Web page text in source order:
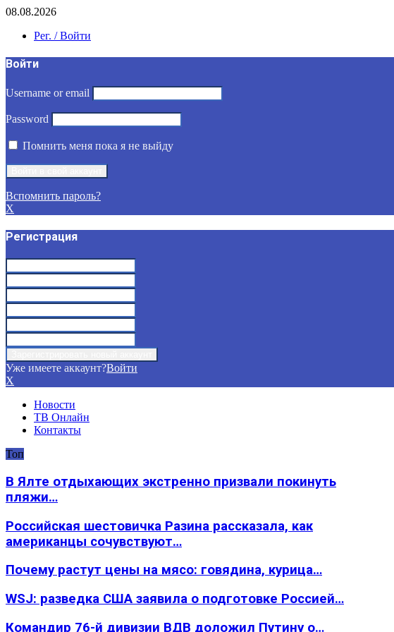
08.08.2026
Рег. / Войти
Войти
Username or email
Password
Помнить меня пока я не выйду
Вспомнить пароль?
X
Регистрация
Уже имеете аккаунт?Войти
X
Новости
ТВ Онлайн
Контакты
Топ
В Ялте отдыхающих экстренно призвали покинуть
пляжи…
Российская шестовичка Разина рассказала, как
американцы сочувствуют…
Почему растут цены на мясо: говядина, курица…
WSJ: разведка США заявила о подготовке Россией…
Командир 76-й дивизии ВДВ доложил Путину о…